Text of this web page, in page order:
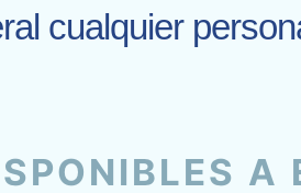
cualquier
A